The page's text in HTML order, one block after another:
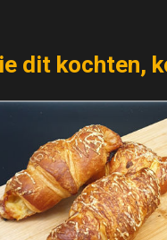
dit kochten,